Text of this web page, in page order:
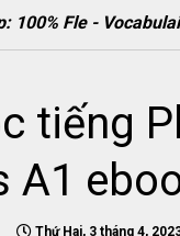
100% Fle -
tiếng
A1
Thứ Hai, 3 tháng 4,